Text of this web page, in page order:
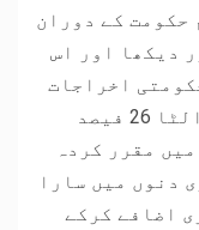
ڈی ایم حکومت کے دوران
دیکھا اور اس
اخراجات
میں کوئی کمی تو کیا کرنا تھی الٹا 26 فیصد
مقرر کردہ
دنوں میں سارا
اضافے کرکے